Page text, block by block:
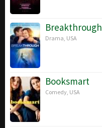
Breakthrough
Drama USA
Booksmart
Comedy USA